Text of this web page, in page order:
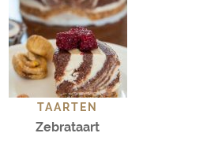
TAARTEN
Zebrataart